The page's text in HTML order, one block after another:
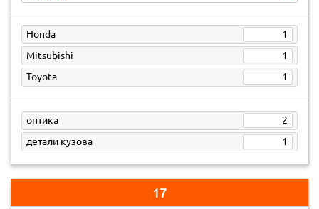
Honda
1
Mitsubishi
1
Toyota
1
оптика
2
детали кузова
1
17